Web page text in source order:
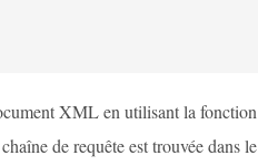
XML en utilisant la fonction
de requête est trouvée dans